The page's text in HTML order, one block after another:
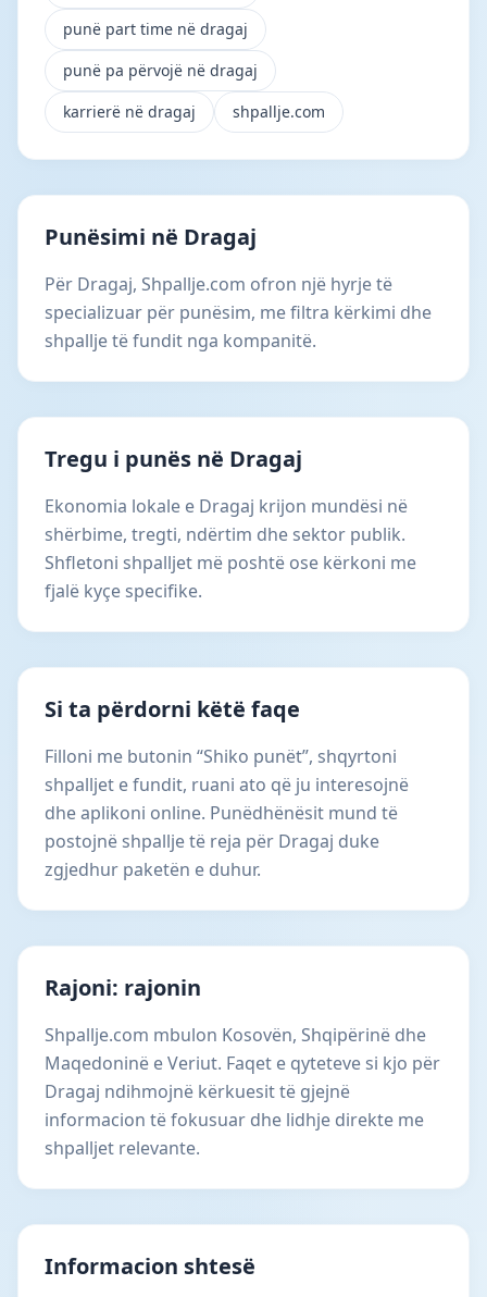
punë part time në dragaj
punë pa përvojë në dragaj
karrierë në dragaj
shpallje.com
Punësimi në Dragaj
Për Dragaj, Shpallje.com ofron një hyrje të
specializuar për punësim, me filtra kërkimi dhe
shpallje të fundit nga kompanitë.
Tregu i punës në Dragaj
Ekonomia lokale e Dragaj krijon mundësi në
shërbime, tregti, ndërtim dhe sektor publik.
Shfletoni shpalljet më poshtë ose kërkoni me
fjalë kyçe specifike.
Si ta përdorni këtë faqe
Filloni me butonin “Shiko punët”, shqyrtoni
shpalljet e fundit, ruani ato që ju interesojnë
dhe aplikoni online. Punëdhënësit mund të
postojnë shpallje të reja për Dragaj duke
zgjedhur paketën e duhur.
Rajoni: rajonin
Shpallje.com mbulon Kosovën, Shqipërinë dhe
Maqedoninë e Veriut. Faqet e qyteteve si kjo për
Dragaj ndihmojnë kërkuesit të gjejnë
informacion të fokusuar dhe lidhje direkte me
shpalljet relevante.
Informacion shtesë